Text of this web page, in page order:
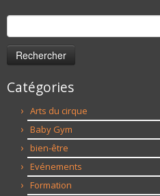
Rechercher :
Catégories
Arts du cirque
Baby Gym
bien-être
Evénements
Formation